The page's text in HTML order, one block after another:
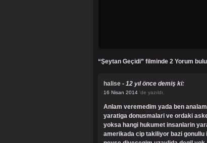
“Şeytan Geçidi” filminde 2 Yorum
halise - 12 yıl önce demiş ki:
16 Nisan 2014 'de yazıldı.
anlam veremedim yada ben analamadim dogru olabilirmi? yani dagda kaybolmalari dogal dirda oyle geciten gecipte
yaratiga donusmalari ve ordaki
yoksa hangi hukumet insanlarin
amerikada cip takiliyor bazi